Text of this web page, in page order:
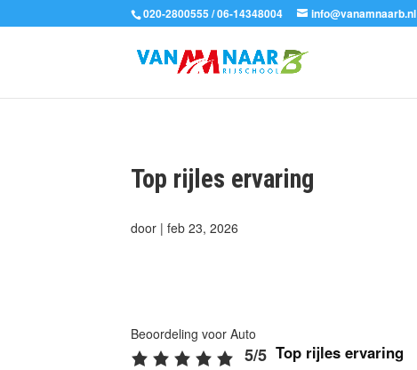
020-2800555 / 06-14348004 info@vanamnaarb.nl
Top rijles ervaring
door | feb 23, 2026
Beoordeling voor Auto
5/5 Top rijles ervaring